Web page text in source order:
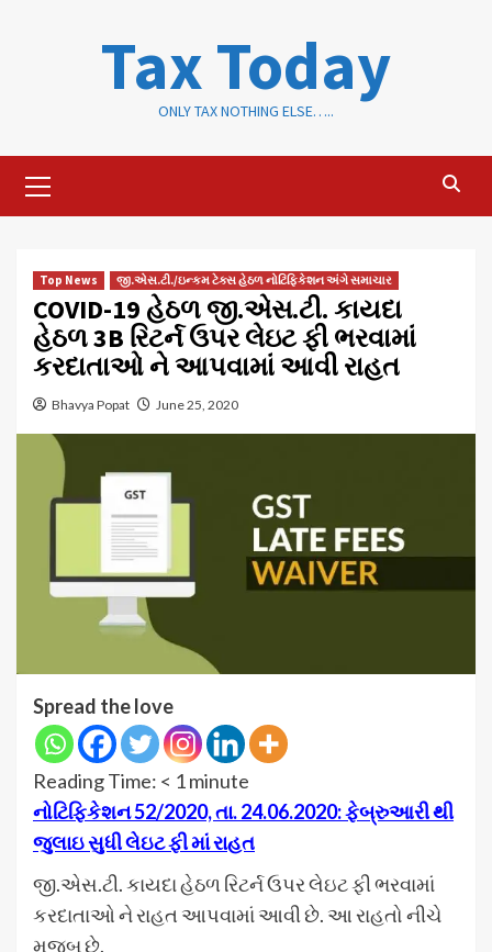
Tax Today
ONLY TAX NOTHING ELSE…..
Menu
Top News જી.એસ.ટી./ઇન્કમ ટેક્સ હેઠળ નોટિફિકેશન અંગે સમાચાર
COVID-19 હેઠળ જી.એસ.ટી. કાયદા
હેઠળ 3B રિટર્ન ઉપર લેઇટ ફી ભરવામાં
કરદાતાઓ ને આપવામાં આવી રાહત
Bhavya Popat June 25, 2020
Spread the love
Reading Time: < 1minute
નોટિફિકેશન52/2020, તા. 24.06.2020: ફેબ્રુઆરી થી
જુલાઇ સુધી લેઇટ ફી માં રાહત
જી.એસ.ટી. કાયદા હેઠળ રિટર્ન ઉપર લેઇટ ફી ભરવામાં
કરદાતાઓ ને રાહત આપવામાં આવી છે. આ રાહતો નીચે
મુજબ છે.